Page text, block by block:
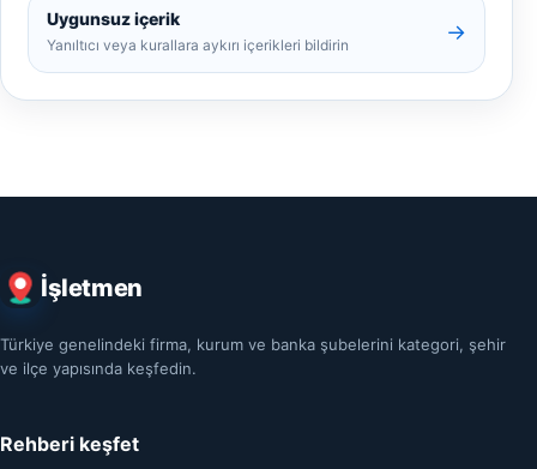
Uygunsuz içerik
Yanıltıcı veya kurallara aykırı içerikleri bildirin
→
İşletmen
Türkiye genelindeki firma, kurum ve banka şubelerini kategori, şehir
ve ilçe yapısında keşfedin.
Rehberi keşfet